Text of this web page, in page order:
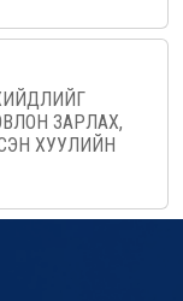
ЗАРЛАХ,
ХУУЛИЙН